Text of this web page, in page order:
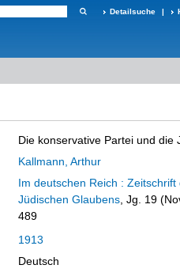
Detailsuche |
Die konservative Partei und die
Kallmann, Arthur
Im deutschen Reich :
Jüdischen Glaubens , Jg. 19
489
1913
Deutsch